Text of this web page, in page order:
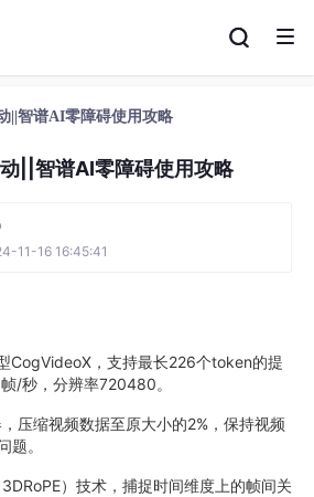
||智谱AI零障碍使用攻略
||智谱AI零障碍使用攻略
11-16 16:45:41
CogVideoX，支持最长226个token的提
/秒，分辨率720480。
压缩视频数据至原大小的2%，保持视频
题。
）技术，捕捉时间维度上的帧间关